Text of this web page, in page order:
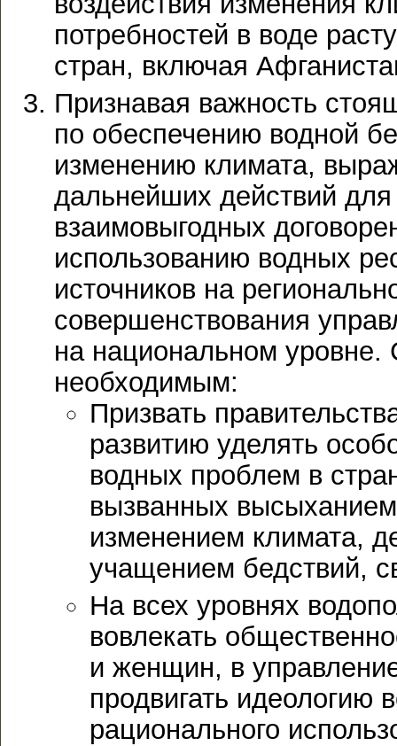
потребностей в воде
стран, включая
Признавая важность
по обеспечению водной
изменению климата,
дальнейших действий
взаимовыгодных
использованию водных
источников на
совершенствования
на национальном уровне.
необходимым:
Призвать
развитию уделять
водных проблем в
вызванных
изменением климата,
учащением бедствий,
На всех уровнях
вовлекать
и женщин, в
продвигать идеологию
рационального